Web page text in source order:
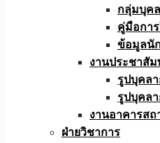
กลุ่มบุค
คู่มือกา
ข้อมูลนั
งานประชาสั
รูปบุคล
รูปบุคล
งานอาคารส
ฝ่ายวิชาการ